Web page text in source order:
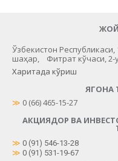
Ўзбекистон
шаҳар, Фитрат кўчаси, 2-
Харитада кўриш
ЯГОНА
≫ 0 (66) 465-15-27
АКЦИЯДОР ВА
≫ 0 (91) 546-13-28
≫ 0 (91) 531-19-67